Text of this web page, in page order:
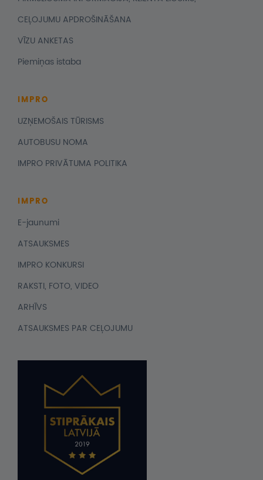
CEĻOJUMU APDROŠINĀŠANA
VĪZU ANKETAS
Piemiņas istaba
IMPRO
UZŅEMOŠAIS TŪRISMS
AUTOBUSU NOMA
IMPRO PRIVĀTUMA POLITIKA
IMPRO
E-jaunumi
ATSAUKSMES
IMPRO KONKURSI
RAKSTI, FOTO, VIDEO
ARHĪVS
ATSAUKSMES PAR CEĻOJUMU